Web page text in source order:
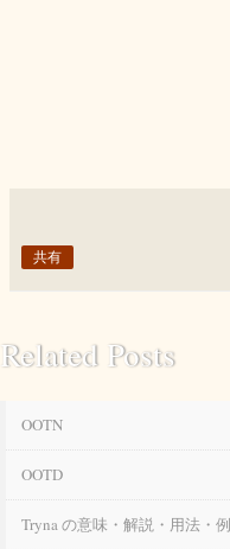
共有
Related Posts
OOTN
OOTD
Tryna の意味・解説・用法・